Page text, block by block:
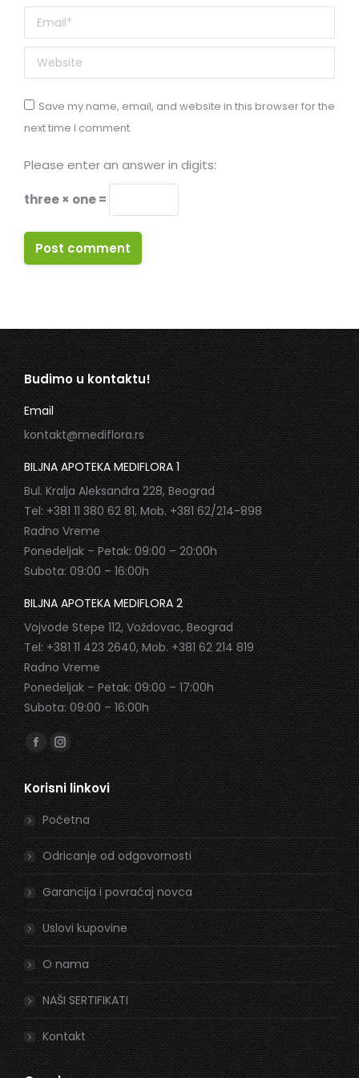
Email *
Website
Save my name, email, and website in this browser for the
next time I comment.
Please enter an answer in digits:
three × one =
Post comment
Budimo u kontaktu!
Email
kontakt@mediflora.rs
BILJNA APOTEKA MEDIFLORA 1
Bul. Kralja Aleksandra 228, Beograd
Tel: +381 11 380 62 81, Mob. +381 62/214-898
Radno Vreme
Ponedeljak – Petak: 09:00 – 20:00h
Subota: 09:00 – 16:00h
BILJNA APOTEKA MEDIFLORA 2
Vojvode Stepe 112, Voždovac, Beograd
Tel: +381 11 423 2640, Mob. +381 62 214 819
Radno Vreme
Ponedeljak – Petak: 09:00 – 17:00h
Subota: 09:00 – 16:00h
Find us on:
Facebook
page
opens
in
new
window
Instagram
page
opens
in
new
window
Korisni linkovi
Početna
Odricanje od odgovornosti
Garancija i povraćaj novca
Uslovi kupovine
O nama
NAŠI SERTIFIKATI
Kontakt